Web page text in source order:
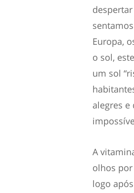
Europa,
o sol,
um sol
alegres e
A
olhos
logo